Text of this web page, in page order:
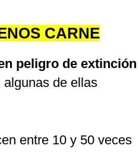
CARNE
peligro de extinción
algunas de ellas
entre 10 y 50 veces